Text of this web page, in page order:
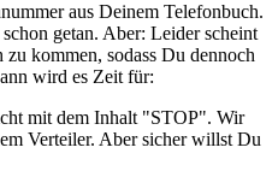
aus Deinem Telefonbuch.
getan. Aber: Leider scheint
kommen, sodass Du dennoch
wird es Zeit für:
mit dem Inhalt "STOP". Wir
Verteiler. Aber sicher willst Du